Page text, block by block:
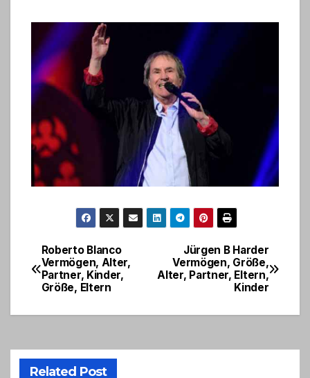
Post
navigation
Jürgen B Harder
Vermögen, Größe,
Alter, Partner, Eltern,
Kinder
Roberto Blanco
Vermögen, Alter,
Partner, Kinder,
Größe, Eltern
Related Post